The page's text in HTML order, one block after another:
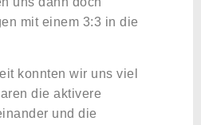
mit einem 3:3 in die
konnten wir uns viel
die aktivere
und die